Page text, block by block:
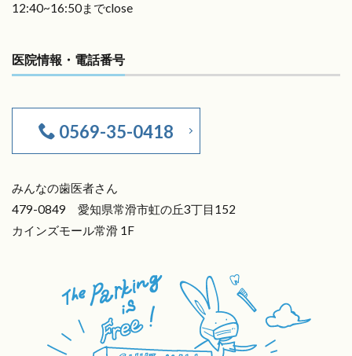
12:40~16:50までclose
医院情報・電話番号
0569-35-0418
みんなの歯医者さん
479-0849 愛知県常滑市虹の丘3丁目152
カインズモール常滑 1F